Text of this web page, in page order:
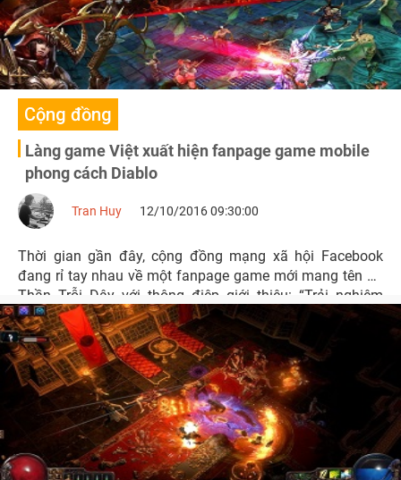
Cộng đồng
Làng game Việt xuất hiện fanpage game mobile
phong cách Diablo
Tran Huy 12/10/2016 09:30:00
Thời gian gần đây, cộng đồng mạng xã hội Facebook
đang rỉ tay nhau về một fanpage game mới mang tên Tà
Thần Trỗi Dậy với thông điệp giới thiệu: “Trải nghiệm
cuộc chiến Diablo trên mobile trong tháng 10 này”.